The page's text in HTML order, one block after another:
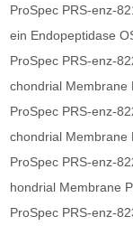
ProSpec PRS-enz-
ein Endopeptidase
ProSpec PRS-enz-
chondrial Membrane
ProSpec PRS-enz-
chondrial Membrane
ProSpec PRS-enz-
hondrial Membrane
ProSpec PRS-enz-